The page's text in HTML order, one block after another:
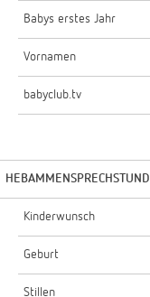
Babys erstes Jahr
Vornamen
babyclub.tv
Kinderwunsch
Geburt
Stillen